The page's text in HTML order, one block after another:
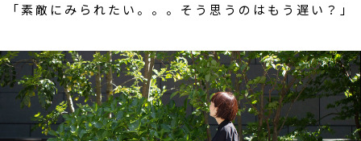
「素敵にみられたい。。。そう思うのはもう遅い？」